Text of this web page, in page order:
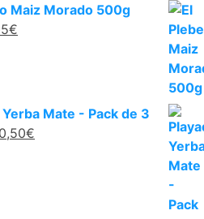
Maiz Morado 500g
€
Mate - Pack de 3
€